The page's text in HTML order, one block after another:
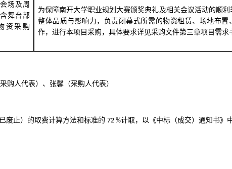
会场及周
舞台部
资采购
为保障南开大学职业规划大赛颁奖典礼及相关会议活动的顺
整体品质与影响力，负责闭幕式所需的物资租赁、场地布置
作，进行本项目采购，具体要求详见采购文件第三章项目需求
采购人代表） 、张馨 （采购人代表）
废止）的取费计算方法和标准的 72 %计取，以《中标（成交）通知书》